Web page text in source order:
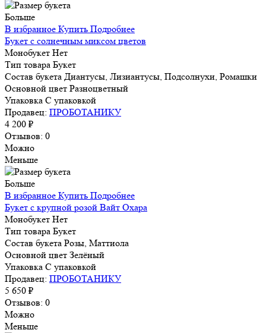
Больше
В избранное Купить Подробнее
Букет с солнечным миксом цветов
Монобукет Нет
Тип товара Букет
Состав букета Диантусы, Лизиантусы, Подсолнухи, Ромашки
Основной цвет Разноцветный
Упаковка С упаковкой
Продавец: ПРОБОТАНИКУ
4 200 ₽
Отзывов: 0
Можно
Меньше
Больше
В избранное Купить Подробнее
Букет с крупной розой Вайт Охара
Монобукет Нет
Тип товара Букет
Состав букета Розы, Маттиола
Основной цвет Зелёный
Упаковка С упаковкой
Продавец: ПРОБОТАНИКУ
5 650 ₽
Отзывов: 0
Можно
Меньше